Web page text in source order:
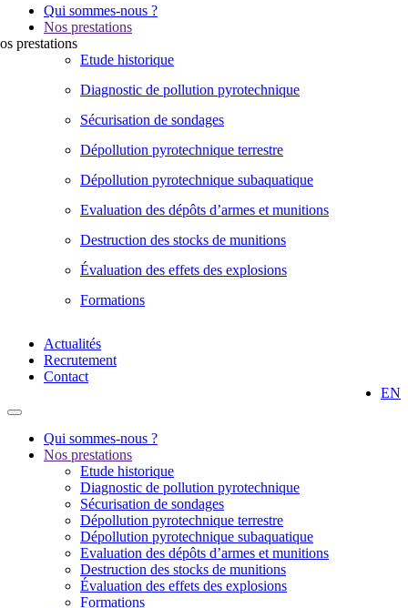
Qui sommes-nous ?
Nos prestations
prestations
Etude historique
Diagnostic de pollution pyrotechnique
Sécurisation de sondages
Dépollution pyrotechnique terrestre
Dépollution pyrotechnique subaquatique
Evaluation des dépôts d’armes et munitions
Destruction des stocks de munitions
Évaluation des effets des explosions
Formations
Actualités
Recrutement
Contact
EN
Qui sommes-nous ?
Nos prestations
Etude historique
Diagnostic de pollution pyrotechnique
Sécurisation de sondages
Dépollution pyrotechnique terrestre
Dépollution pyrotechnique subaquatique
Evaluation des dépôts d’armes et munitions
Destruction des stocks de munitions
Évaluation des effets des explosions
Formations